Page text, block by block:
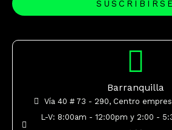
SUSCRIBIRSE
Barranquilla
Vía 40 # 73 - 290, Centro
L-V: 8:00am - 12:00pm y 2:00 -